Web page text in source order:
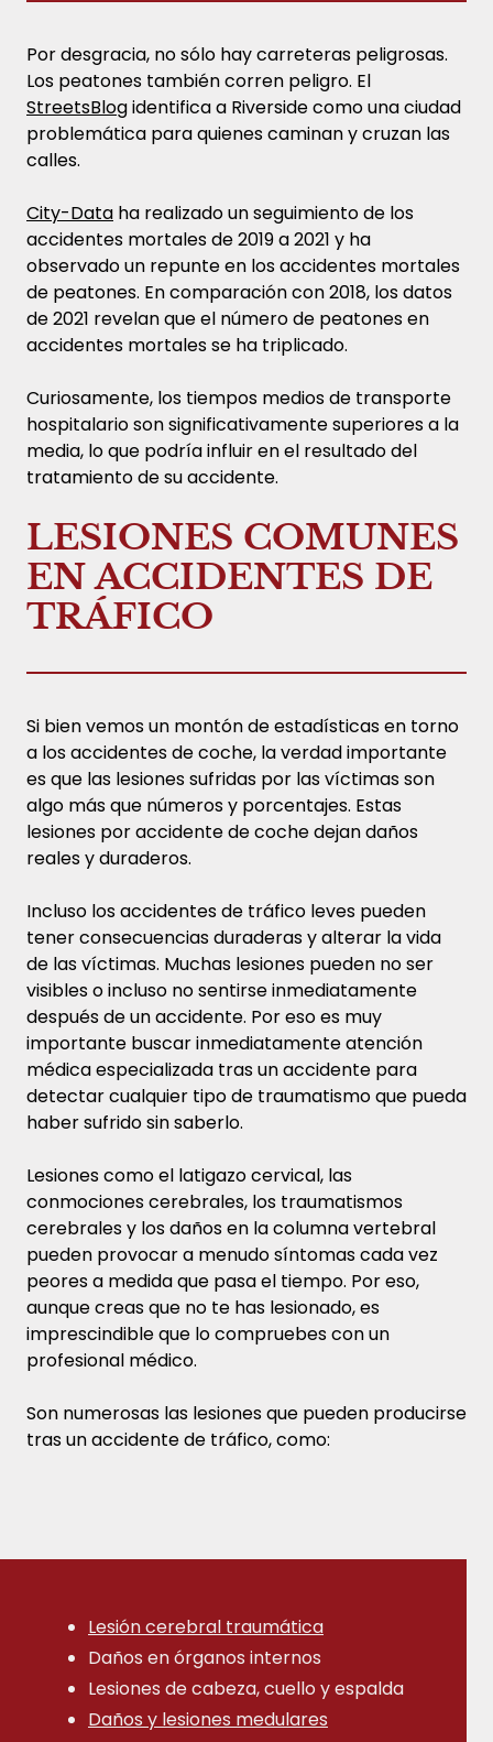
Por desgracia, no sólo hay carreteras peligrosas.
Los peatones también corren peligro. El
StreetsBlogidentifica a Riverside como una ciudad
problemática para quienes caminan y cruzan las
calles.
City-Data ha realizado un seguimiento de los
accidentes mortales de 2019 a 2021 y ha
observado un repunte en los accidentes mortales
de peatones. En comparación con 2018, los datos
de 2021 revelan que el número de peatones en
accidentes mortales se ha triplicado.
Curiosamente, los tiempos medios de transporte
hospitalario son significativamente superiores a la
media, lo que podría influir en el resultado del
tratamiento de su accidente.
LESIONES COMUNES
EN ACCIDENTES DE
TRÁFICO
Si bien vemos un montón de estadísticas en torno
a los accidentes de coche, la verdad importante
es que las lesiones sufridas por las víctimas son
algo más que números y porcentajes. Estas
lesiones por accidente de coche dejan daños
reales y duraderos.
Incluso los accidentes de tráfico leves pueden
tener consecuencias duraderas y alterar la vida
de las víctimas. Muchas lesiones pueden no ser
visibles o incluso no sentirse inmediatamente
después de un accidente. Por eso es muy
importante buscar inmediatamente atención
médica especializada tras un accidente para
detectar cualquier tipo de traumatismo que pueda
haber sufrido sin saberlo.
Lesiones como el latigazo cervical, las
conmociones cerebrales, los traumatismos
cerebrales y los daños en la columna vertebral
pueden provocar a menudo síntomas cada vez
peores a medida que pasa el tiempo. Por eso,
aunque creas que no te has lesionado, es
imprescindible que lo compruebes con un
profesional médico.
Son numerosas las lesiones que pueden producirse
tras un accidente de tráfico, como:
Lesión cerebral traumática
Daños en órganos internos
Lesiones de cabeza, cuello y espalda
Daños y lesiones medulares